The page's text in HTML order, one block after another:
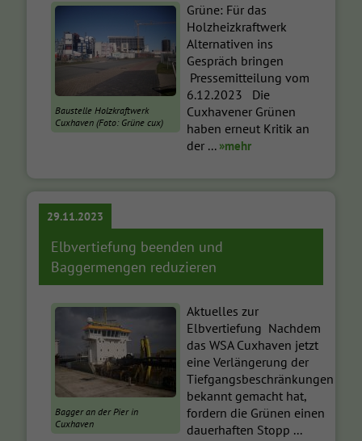
Baustelle Holzkraftwerk
Cuxhaven (Foto: Grüne cux)
Grüne: Für das
Holzheizkraftwerk
Alternativen ins
Gespräch bringen
Pressemitteilung vom
6.12.2023 Die
Cuxhavener Grünen
haben erneut Kritik an
der ... »mehr
29.11.2023
Elbvertiefung beenden und
Baggermengen reduzieren
Bagger an der Pier in
Cuxhaven
Aktuelles zur
Elbvertiefung Nachdem
das WSA Cuxhaven jetzt
eine Verlängerung der
Tiefgangsbeschränkungen
bekannt gemacht hat,
fordern die Grünen einen
dauerhaften Stopp ...